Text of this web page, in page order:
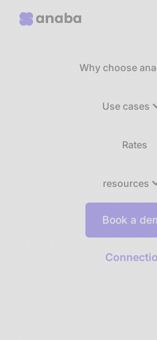
Why choose
Use cases
Rates
resources
Book a